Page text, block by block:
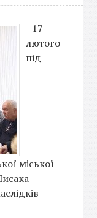
17
лютого
під
міської